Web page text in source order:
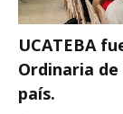
UCATEBA
Ordinaria
país.